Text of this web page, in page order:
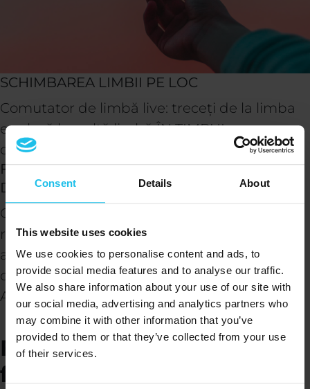
Consent Details About
This website uses cookies
We use cookies to personalise content and ads, to
provide social media features and to analyse our traffic.
We also share information about your use of our site with
our social media, advertising and analytics partners who
may combine it with other information that you’ve
provided to them or that they’ve collected from your use
of their services.
SCHIMBAREA LIMBII PE LOC
Comutator de limbă live: treceți de la limba
engleză la o altă limbă ÎN TIMPUL
desfășurării sesiunii!
FUNCȚIONEAZĂ CU ȘI MAI MULTE
DISPOZITIVE!
Communication with the device completely
rewritten to be faster, more efficient and
adaptable to create compatibility with other
operating systems like iOS, Mac, Linux,
Android.
CUM SĂ FACEȚI UPGRADE?
Faceți cunoștință cu toate
funcțiile noi!